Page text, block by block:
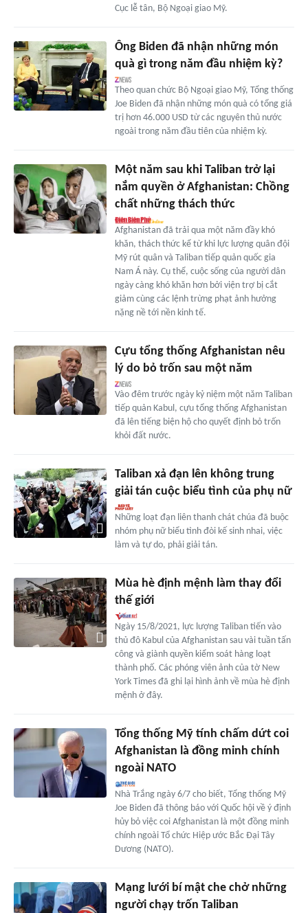
Cục lễ tân, Bộ Ngoại giao Mỹ.
Ông Biden đã nhận những món
quà gì trong năm đầu nhiệm kỳ?
Theo quan chức Bộ Ngoại giao Mỹ, Tổng thống
Joe Biden đã nhận những món quà có tổng giá
trị hơn 46.000 USD từ các nguyên thủ nước
ngoài trong năm đầu tiên của nhiệm kỳ.
Một năm sau khi Taliban trở lại
nắm quyền ở Afghanistan: Chồng
chất những thách thức
Afghanistan đã trải qua một năm đầy khó
khăn, thách thức kể từ khi lực lượng quân đội
Mỹ rút quân và Taliban tiếp quản quốc gia
Nam Á này. Cụ thể, cuộc sống của người dân
ngày càng khó khăn hơn bởi viện trợ bị cắt
giảm cùng các lệnh trừng phạt ảnh hưởng
nặng nề tới nền kinh tế.
Cựu tổng thống Afghanistan nêu
lý do bỏ trốn sau một năm
Vào đêm trước ngày kỷ niệm một năm Taliban
tiếp quản Kabul, cựu tổng thống Afghanistan
đã lên tiếng biện hộ cho quyết định bỏ trốn
khỏi đất nước.
Taliban xả đạn lên không trung
giải tán cuộc biểu tình của phụ nữ
Những loạt đạn liên thanh chát chúa đã buộc
nhóm phụ nữ biểu tình đòi kế sinh nhai, việc
làm và tự do, phải giải tán.
Mùa hè định mệnh làm thay đổi
thế giới
Ngày 15/8/2021, lực lượng Taliban tiến vào
thủ đô Kabul của Afghanistan sau vài tuần tấn
công và giành quyền kiểm soát hàng loạt
thành phố. Các phóng viên ảnh của tờ New
York Times đã ghi lại hình ảnh về mùa hè định
mệnh ở đây.
Tổng thống Mỹ tính chấm dứt coi
Afghanistan là đồng minh chính
ngoài NATO
Nhà Trắng ngày 6/7 cho biết, Tổng thống Mỹ
Joe Biden đã thông báo với Quốc hội về ý định
hủy bỏ việc coi Afghanistan là một đồng minh
chính ngoài Tổ chức Hiệp ước Bắc Đại Tây
Dương (NATO).
Mạng lưới bí mật che chở những
người chạy trốn Taliban